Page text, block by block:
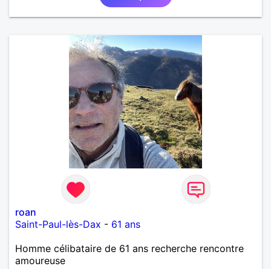
roan
Saint-Paul-lès-Dax - 61 ans
Homme célibataire de 61 ans recherche rencontre
amoureuse